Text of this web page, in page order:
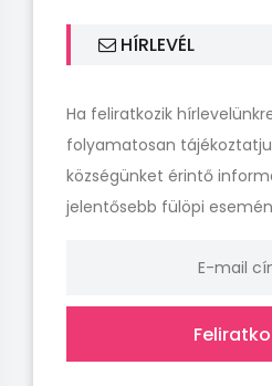
HÍRLEVÉL
Ha feliratkozik
folyamatosan
községünket érintő
jelentősebb fülöpi